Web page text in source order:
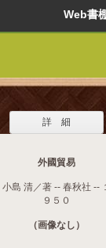
Web
詳 細
外國貿易
小島 清／著 -- 春秋社 --
９５０
（画像なし）